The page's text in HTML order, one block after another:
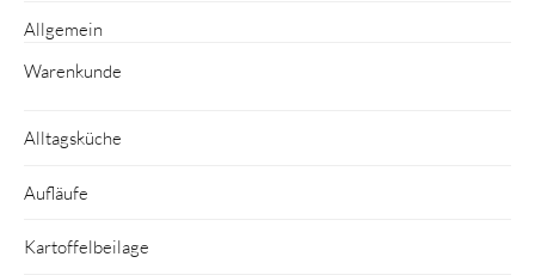
Allgemein
Warenkunde
Alltagsküche
Aufläufe
Kartoffelbeilage